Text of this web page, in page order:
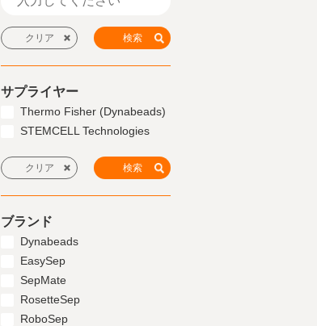
サプライヤー
Thermo Fisher (Dynabeads)
STEMCELL Technologies
ブランド
Dynabeads
EasySep
SepMate
RosetteSep
RoboSep